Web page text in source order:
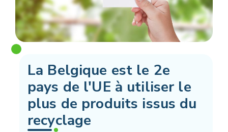
La Belgique est le 2e
pays de l'UE à utiliser le
plus de produits issus du
recyclage